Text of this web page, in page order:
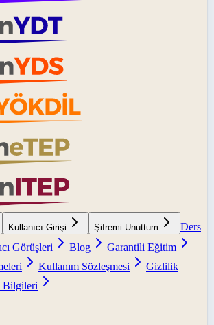
Kullanıcı Girişi Şifremi Unuttum
Ders
Görüşleri Blog
Garantili Eğitim
Kullanım Sözleşmesi
Gizlilik
Bilgileri